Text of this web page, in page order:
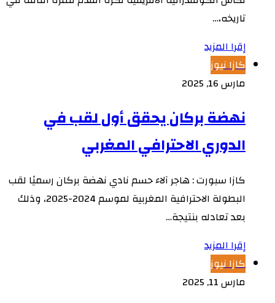
تاريخه،…
إقرا المزيد
كازا نيوز
مارس 16, 2025
نهضة بركان يحقق أول لقب في
الدوري الاحترافي المغربي
كازا سبورت : هاجر آلاء حسم نادي نهضة بركان رسميًا لقب
البطولة الاحترافية المغربية لموسم 2024-2025، وذلك
بعد تعادله بنتيجة…
إقرا المزيد
كازا نيوز
مارس 11, 2025